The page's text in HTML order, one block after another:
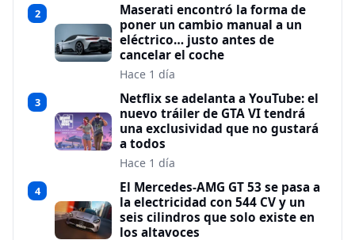
2
Maserati encontró la forma de
poner un cambio manual a un
eléctrico… justo antes de
cancelar el coche
Hace 1 día
3
Netflix se adelanta a YouTube: el
nuevo tráiler de GTA VI tendrá
una exclusividad que no gustará
a todos
Hace 1 día
4
El Mercedes-AMG GT 53 se pasa a
la electricidad con 544 CV y un
seis cilindros que solo existe en
los altavoces